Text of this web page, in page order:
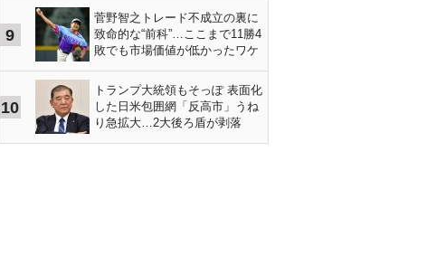
9
菅野智之トレード不成立の裏に
致命的な“前科”…ここまで11勝4
敗でも市場価値が低かったワケ
10
トランプ大統領もそっぽ 表面化
した日米包囲網「反高市」うね
り急拡大…2大後ろ盾が剥落